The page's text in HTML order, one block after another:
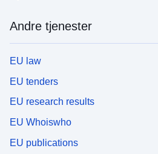
Andre tjenester
EU law
EU tenders
EU research results
EU Whoiswho
EU publications